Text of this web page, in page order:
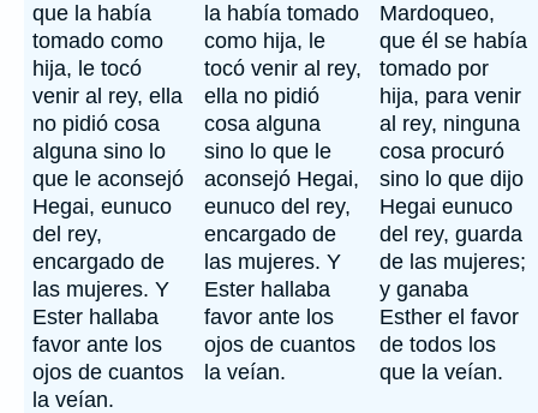
que la había
tomado como
hija, le tocó
venir al rey, ella
no pidió cosa
alguna sino lo
que le aconsejó
Hegai, eunuco
del rey,
encargado de
las mujeres. Y
Ester hallaba
favor ante los
ojos de cuantos
la veían.
la había tomado
como hija, le
tocó venir al rey,
ella no pidió
cosa alguna
sino lo que le
aconsejó Hegai,
eunuco del rey,
encargado de
las mujeres. Y
Ester hallaba
favor ante los
ojos de cuantos
la veían.
Mardoqueo,
que él se había
tomado por
hija, para venir
al rey, ninguna
cosa procuró
sino lo que dijo
Hegai eunuco
del rey, guarda
de las mujeres;
y ganaba
Esther el favor
de todos los
que la veían.